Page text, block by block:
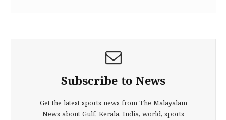
Subscribe to News
Get the latest sports news from The Malayalam
News about Gulf, Kerala, India, world, sports